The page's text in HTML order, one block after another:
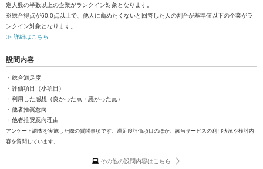
定人数の半数以上の企業がランクイン対象となります。
※総合得点が60.0点以上で、他人に薦めたくないと回答した人の割合が基準値以下の企業がラ
ンクイン対象となります。
≫ 詳細はこちら
設問内容
・総合満足度
・評価項目（小項目）
・利用した感想（良かった点・悪かった点）
・他者推奨意向
・他者推奨意向理由
アンケート調査を実施した際の質問事項です。満足度評価項目のほか、該当サービスの利用状況や検討内
容を質問しています。
その他の設問内容はこちら